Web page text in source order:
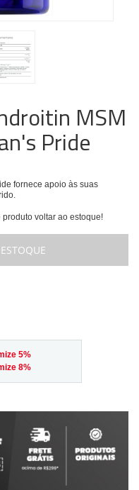
MSM
Pride
fornece apoio às suas
voltar ao estoque!
5%
8%